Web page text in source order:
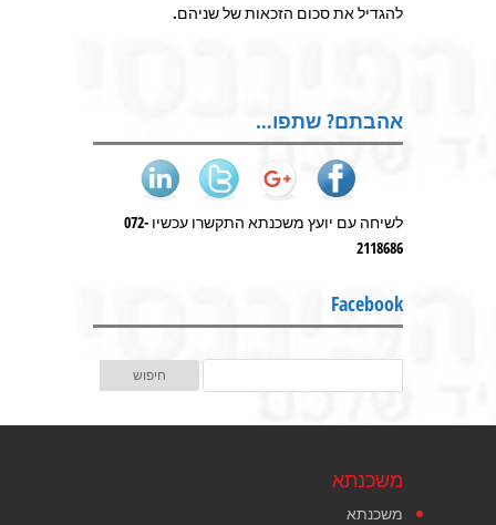
להגדיל את סכום הזכאות של שניהם.
אהבתם? שתפו…
לשיחה עם יועץ משכנתא התקשרו עכשיו 072-
2118686
Facebook
משכנתא
משכנתא